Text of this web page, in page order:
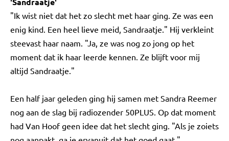
"Ik wist niet dat het zo slecht met haar ging. Ze was een
enig kind. Een heel lieve meid, Sandraatje." Hij verkleint
steevast haar naam. "Ja, ze was nog zo jong op het
moment dat ik haar leerde kennen. Ze blijft voor mij
altijd Sandraatje."
Een half jaar geleden ging hij samen met Sandra Reemer
nog aan de slag bij radiozender 50PLUS. Op dat moment
had Van Hoof geen idee dat het slecht ging. "Als je zoiets